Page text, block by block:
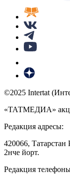
©2025 Intertat
«ТАТМЕДИА»
Редакция адресы:
420066, Татарстан
2нче йорт.
Редакция